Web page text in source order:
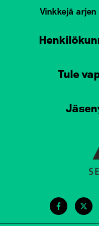
Vinkkejä
Tule